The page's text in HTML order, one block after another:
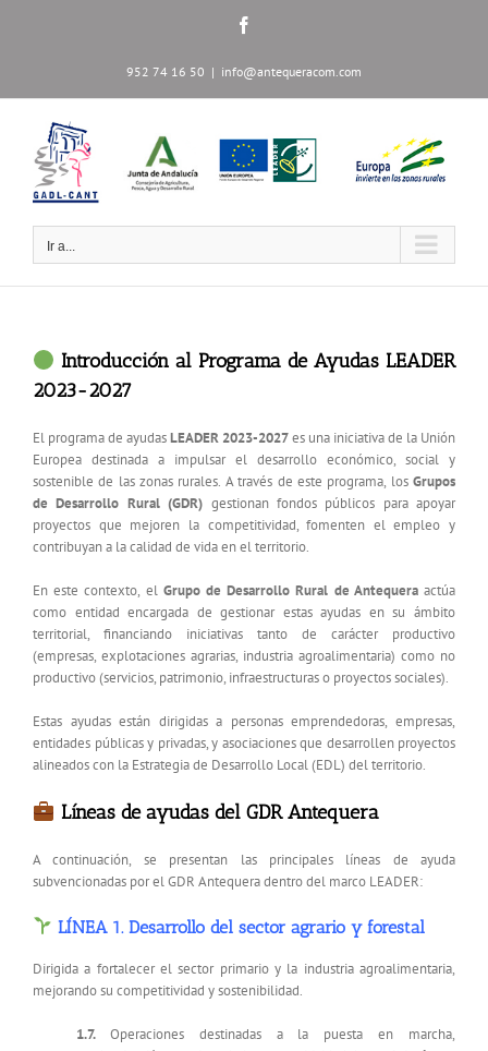
952 74 16 50 | info@antequeracom.com
Ir a...
Introducción al Programa de Ayudas LEADER
2023-2027
El programa de ayudasLEADER 2023-2027es una iniciativa de la Unión
Europea destinada a impulsar el desarrollo económico, social y
sostenible de las zonas rurales. A través de este programa, los Grupos
de Desarrollo Rural (GDR) gestionan fondos públicos para apoyar
proyectos que mejoren la competitividad, fomenten el empleo y
contribuyan a la calidad de vida en el territorio.
En este contexto, el Grupo de Desarrollo Rural de Antequeraactúa
como entidad encargada de gestionar estas ayudas en su ámbito
territorial, financiando iniciativas tanto de carácter productivo
(empresas, explotaciones agrarias, industria agroalimentaria) como no
productivo (servicios, patrimonio, infraestructuras o proyectos sociales).
Estas ayudas están dirigidas a personas emprendedoras, empresas,
entidades públicas y privadas, y asociaciones que desarrollen proyectos
alineados con la Estrategia de Desarrollo Local (EDL) del territorio.
Líneas de ayudas del GDR Antequera
A continuación, se presentan las principales líneas de ayuda
subvencionadas por el GDR Antequera dentro del marco LEADER:
LÍNEA 1. Desarrollo del sector agrario y forestal
Dirigida a fortalecer el sector primario y la industria agroalimentaria,
mejorando su competitividad y sostenibilidad.
1.7. Operaciones destinadas a la puesta en marcha,